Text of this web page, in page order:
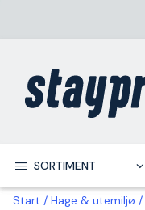
SORTIMENT
Start Hage & utemiljø